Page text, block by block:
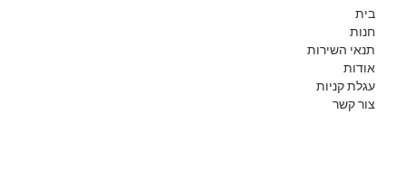
בית
חנות
תנאי השירות
אודות
עגלת קניות
צור קשר